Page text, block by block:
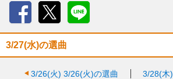
3/27(水)の選曲
3/26(火) 3/26(火)の選曲 3/28(木)